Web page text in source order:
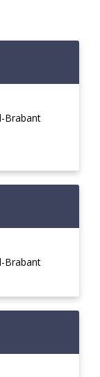
Brabant
Brabant